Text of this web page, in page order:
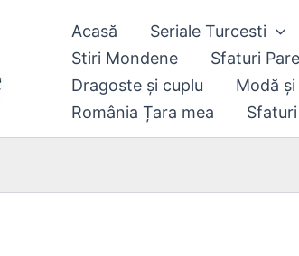
Acasă Seriale Turcesti
Stiri Mondene
Sfaturi
Dragoste și cuplu
Modă
România Țara mea